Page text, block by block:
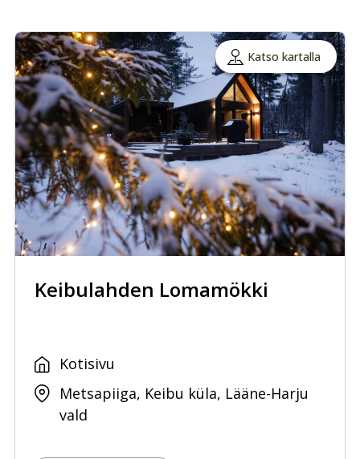
Katso kartalla
Keibulahden Lomamökki
Kotisivu
Metsapiiga, Keibu küla, Lääne-Harju
vald